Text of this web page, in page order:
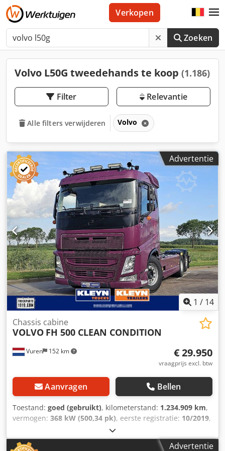
Zoeken
Verkopen
Volvo L50G tweedehands te koop (1.186)
Filter Relevantie
Alle filters verwijderen Volvo
Advertentie
1 / 14
Vuren 152 km
Chassis cabine
VOLVO FH 500 CLEAN CONDITION
€ 29.950
vraagprijs excl. btw
Aanvragen Bellen
Toestand: goed (gebruikt), kilometerstand: 1.234.909 km,
vermogen: 368 kW (500,34 pk), eerste registratie: 10/2019,
, bandenmaten:
asconfiguratie:6x2, wielbasis:4.600 mm, brandstof:
Advertentie